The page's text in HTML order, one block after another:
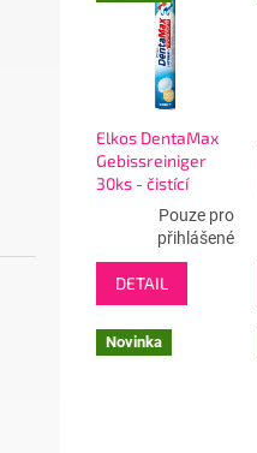
Elkos DentaMax
Gebissreiniger
30ks - čistící
tablety zubních
Pouze pro
přihlášené
DETAIL
Novinka